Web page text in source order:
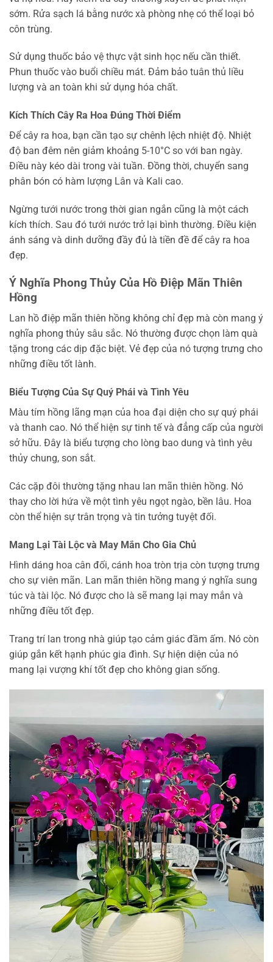
sớm. Rửa sạch lá bằng nước xà phòng nhẹ có thể loại bỏ
côn trùng.
Sử dụng thuốc bảo vệ thực vật sinh học nếu cần thiết.
Phun thuốc vào buổi chiều mát. Đảm bảo tuân thủ liều
lượng và an toàn khi sử dụng hóa chất.
Kích Thích Cây Ra Hoa Đúng Thời Điểm
Để cây ra hoa, bạn cần tạo sự chênh lệch nhiệt độ. Nhiệt
độ ban đêm nên giảm khoảng 5-10°C so với ban ngày.
Điều này kéo dài trong vài tuần. Đồng thời, chuyển sang
phân bón có hàm lượng Lân và Kali cao.
Ngừng tưới nước trong thời gian ngắn cũng là một cách
kích thích. Sau đó tưới nước trở lại bình thường. Điều kiện
ánh sáng và dinh dưỡng đầy đủ là tiền đề để cây ra hoa
đẹp.
Ý Nghĩa Phong Thủy Của Hồ Điệp Mãn Thiên
Hồng
Lan hồ điệp mãn thiên hồng không chỉ đẹp mà còn mang ý
nghĩa phong thủy sâu sắc. Nó thường được chọn làm quà
tặng trong các dịp đặc biệt. Vẻ đẹp của nó tượng trưng cho
những điều tốt lành.
Biểu Tượng Của Sự Quý Phái và Tình Yêu
Màu tím hồng lãng mạn của hoa đại diện cho sự quý phái
và thanh cao. Nó thể hiện sự tinh tế và đẳng cấp của người
sở hữu. Đây là biểu tượng cho lòng bao dung và tình yêu
thủy chung, son sắt.
Các cặp đôi thường tặng nhau lan mãn thiên hồng. Nó
thay cho lời hứa về một tình yêu ngọt ngào, bền lâu. Hoa
còn thể hiện sự trân trọng và tin tưởng tuyệt đối.
Mang Lại Tài Lộc và May Mắn Cho Gia Chủ
Hình dáng hoa cân đối, cánh hoa tròn trịa còn tượng trưng
cho sự viên mãn. Lan mãn thiên hồng mang ý nghĩa sung
túc và tài lộc. Nó được cho là sẽ mang lại may mắn và
những điều tốt đẹp.
Trang trí lan trong nhà giúp tạo cảm giác đầm ấm. Nó còn
giúp gắn kết hạnh phúc gia đình. Sự hiện diện của nó
mang lại vượng khí tốt đẹp cho không gian sống.